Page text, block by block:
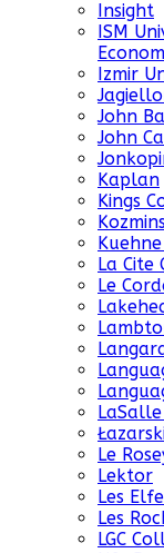
Insight
ISM
Izmir
John
John
Kaplan
Kings
La Cite
Le
Le
Lektor
Les
Les
LGC